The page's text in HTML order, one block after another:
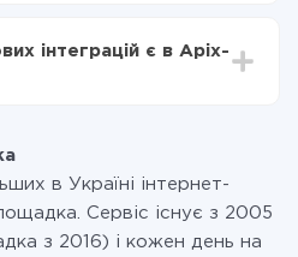
даних, які за фактом
системи в іншу через
про
інтеграцій є в Apix-
в Україні інтернет-
Сервіс існує з 2005
з 2016) і кожен день на